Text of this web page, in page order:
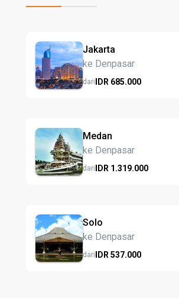
Jakarta
ke Denpasar
dariIDR 685.000
Medan
ke Denpasar
dariIDR 1.319.000
Solo
ke Denpasar
dariIDR 537.000